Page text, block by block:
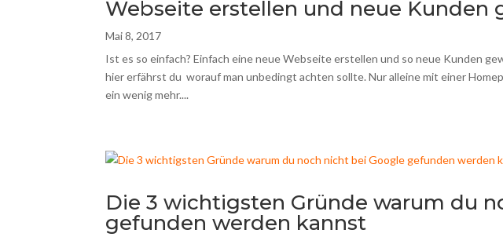
Webseite erstellen und neue Kunden
Mai 8, 2017
Ist es so einfach? Einfach eine neue Webseite erstellen und so neue Kunden
hier erfährst du worauf man unbedingt achten sollte. Nur alleine mit einer
ein wenig mehr....
Die 3 wichtigsten Gründe warum du
gefunden werden kannst